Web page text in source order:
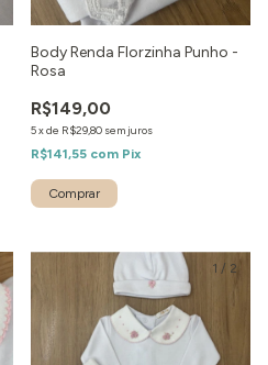
Body Renda Florzinha Punho -
Rosa
R$149,00
5xde R$29,80 sem juros
R$141,55 com Pix
1 / 2